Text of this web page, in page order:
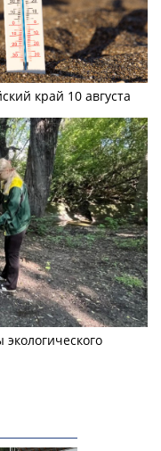
край 10 августа